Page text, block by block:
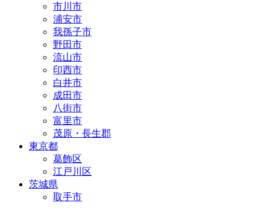
市川市
浦安市
我孫子市
野田市
流山市
印西市
白井市
成田市
八街市
富里市
茂原・長生郡
東京都
葛飾区
江戸川区
茨城県
取手市